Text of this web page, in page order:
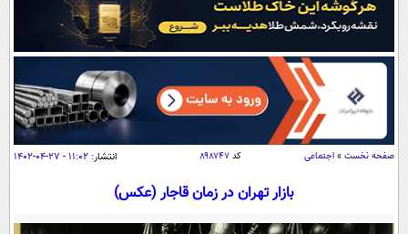
نظرسنجی
آب و هوا
اوقات شرعی
سواد زندگی
اقتصاد
اقتصادی
خودرو
جامعه
ورزشی
صفحه نخست » اجتماعی کد۸۹۸۷۴۷ انتشار: ۱۱:۰۲ - ۲۷-۰۴-۱۴۰۲
بازار تهران در زمان قاجار (عکس)